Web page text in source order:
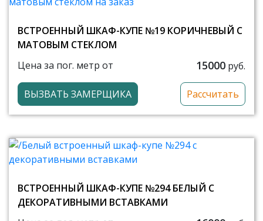
ВСТРОЕННЫЙ ШКАФ-КУПЕ №19 КОРИЧНЕВЫЙ С
МАТОВЫМ СТЕКЛОМ
Цена за пог. метр от
15000 руб.
ВЫЗВАТЬ ЗАМЕРЩИКА Рассчитать
ВСТРОЕННЫЙ ШКАФ-КУПЕ №294 БЕЛЫЙ С
ДЕКОРАТИВНЫМИ ВСТАВКАМИ